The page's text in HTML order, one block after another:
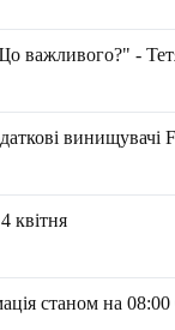
важливого?" -
квітня
станом на